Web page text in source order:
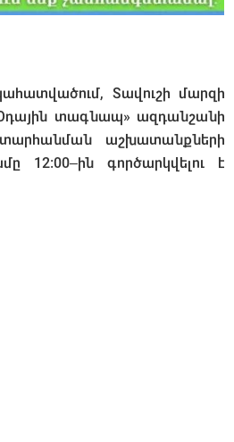
Տավուշի մարզի
տագնապ» ազդանշանի
աշխատանքների
12:00–ին գործարկվելու է